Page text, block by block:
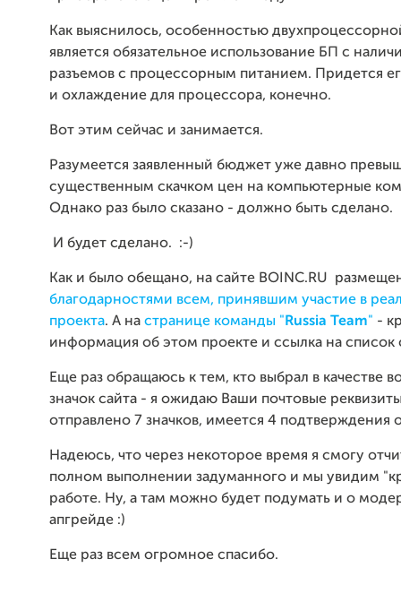
Как выяснилось, особенностью
является обязательное использование БП с
разъемов с процессорным питанием. Придется
и охлаждение для процессора, конечно.
Вот этим сейчас и занимается.
Разумеется заявленный бюджет уже давно
существенным скачком цен на компьютерные
Однако раз было сказано - должно быть сделано.
И будет сделано. :-)
Как и было обещано, на сайте BOINC.RU
благодарностями всем, принявшим участие в
проекта. А на странице команды " Russia Team" -
информация об этом проекте и ссылка на список
Еще раз обращаюсь к тем, кто выбрал в качестве
значок сайта - я ожидаю Ваши почтовые
отправлено 7 значков, имеется 4 подтверждения
Надеюсь, что через некоторое время я смогу
полном выполнении задуманного и мы увидим
работе. Ну, а там можно будет подумать и о
апгрейде :)
Еще раз всем огромное спасибо.